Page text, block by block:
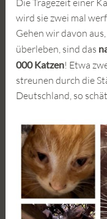
Die Tragezeit einer
wird sie zwei mal
Gehen wir davon
überleben, sind das
000 Katzen! Etwa
streunen durch die
Deutschland, so